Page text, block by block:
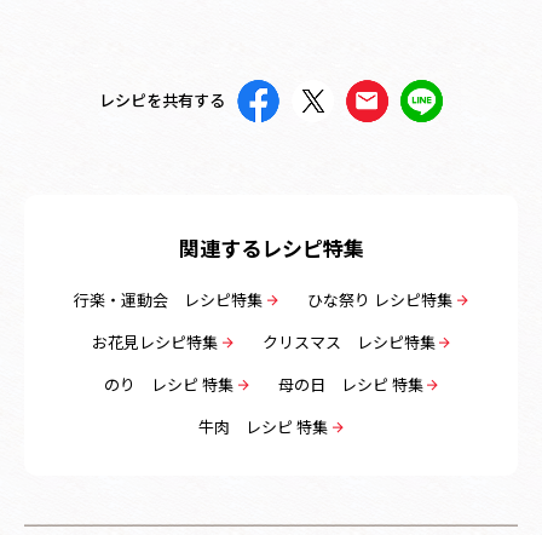
レシピを共有する
関連するレシピ特集
行楽・運動会 レシピ特集
ひな祭り レシピ特集
お花見レシピ特集
クリスマス レシピ特集
のり レシピ 特集
母の日 レシピ 特集
牛肉 レシピ 特集